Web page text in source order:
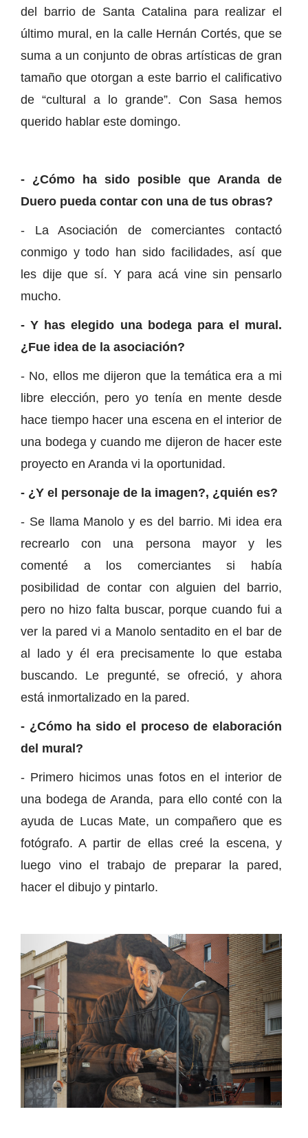
del barrio de Santa Catalina para realizar el
último mural, en la calle Hernán Cortés, que se
suma a un conjunto de obras artísticas de gran
tamaño que otorgan a este barrio el calificativo
de “cultural a lo grande”. Con Sasa hemos
querido hablar este domingo.
- ¿Cómo ha sido posible que Aranda de
Duero pueda contar con una de tus obras?
- La Asociación de comerciantes contactó
conmigo y todo han sido facilidades, así que
les dije que sí. Y para acá vine sin pensarlo
mucho.
- Y has elegido una bodega para el mural.
¿Fue idea de la asociación?
- No, ellos me dijeron que la temática era a mi
libre elección, pero yo tenía en mente desde
hace tiempo hacer una escena en el interior de
una bodega y cuando me dijeron de hacer este
proyecto en Aranda vi la oportunidad.
- ¿Y el personaje de la imagen?, ¿quién es?
- Se llama Manolo y es del barrio. Mi idea era
recrearlo con una persona mayor y les
comenté a los comerciantes si había
posibilidad de contar con alguien del barrio,
pero no hizo falta buscar, porque cuando fui a
ver la pared vi a Manolo sentadito en el bar de
al lado y él era precisamente lo que estaba
buscando. Le pregunté, se ofreció, y ahora
está inmortalizado en la pared.
- ¿Cómo ha sido el proceso de elaboración
del mural?
- Primero hicimos unas fotos en el interior de
una bodega de Aranda, para ello conté con la
ayuda de Lucas Mate, un compañero que es
fotógrafo. A partir de ellas creé la escena, y
luego vino el trabajo de preparar la pared,
hacer el dibujo y pintarlo.